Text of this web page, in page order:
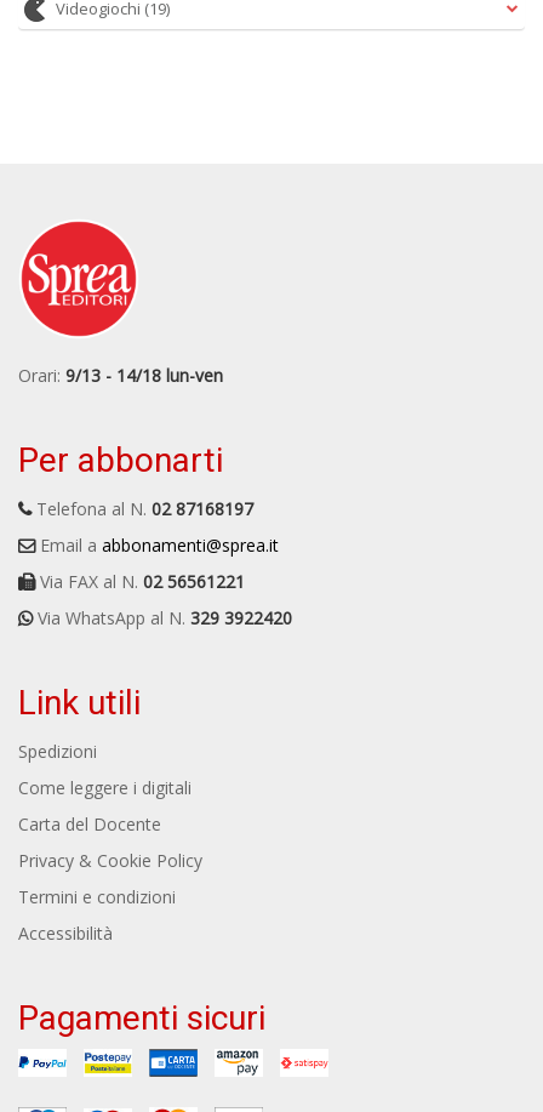
Videogiochi (19)
Orari: 9/13 - 14/18 lun-ven
Per abbonarti
Telefona al N. 02 87168197
Email a abbonamenti@sprea.it
Via FAX al N. 02 56561221
Via WhatsApp al N. 329 3922420
Link utili
Spedizioni
Come leggere i digitali
Carta del Docente
Privacy & Cookie Policy
Termini e condizioni
Accessibilità
Pagamenti sicuri